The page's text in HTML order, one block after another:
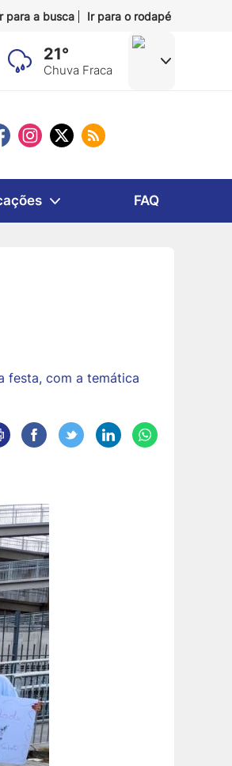
para a busca Ir para o rodapé
21°
Chuva Fraca
FAQ
festa, com a temática